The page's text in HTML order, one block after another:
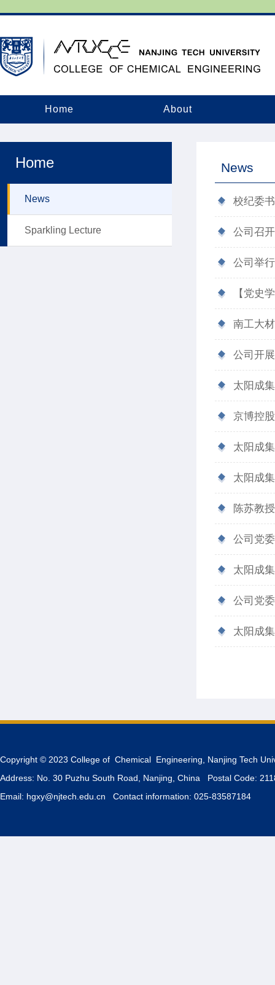
Home About
Home
News
Sparkling Lecture
News
校纪委
公司召
公司举
【党史
南工大
公司开
太阳成
京博控
太阳成
太阳成
陈苏教
公司党
太阳成
公司党
太阳成
Copyright © 2023 College of Chemical Engineering, Nanjing Tech
Address: No. 30 Puzhu South Road, Nanjing, China Postal Code:
Email: hgxy@njtech.edu.cn Contact information: 025-83587184